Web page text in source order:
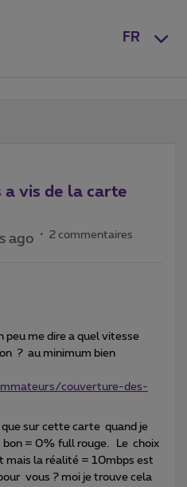
FR
a vis de la carte
ago 2 commentaires
peu me dire a quel vitesse
? au minimum bien
couverture-des-
sur cette carte quand je
bon = 0% full rouge. Le choix
mais la réalité = 10mbps est
vous ? moi je trouve cela